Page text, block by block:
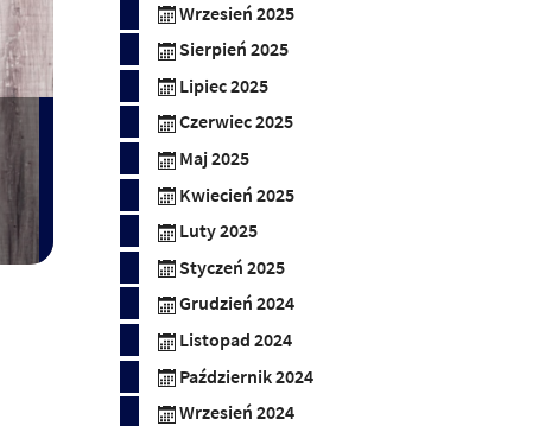
Wrzesień 2025
Sierpień 2025
Lipiec 2025
Czerwiec 2025
Maj 2025
Kwiecień 2025
Luty 2025
Styczeń 2025
Grudzień 2024
Listopad 2024
Październik 2024
Wrzesień 2024